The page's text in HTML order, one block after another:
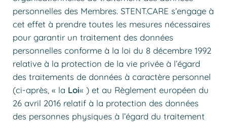
personnelles des Membres. STENT.CARE s’engage à
cet effet à prendre toutes les mesures nécessaires
pour garantir un traitement des données
personnelles conforme à la loi du 8 décembre 1992
relative à la protection de la vie privée à l’égard
des traitements de données à caractère personnel
(ci-après, « la Loi« ) et au Règlement européen du
26 avril 2016 relatif à la protection des données
des personnes physiques à l’égard du traitement